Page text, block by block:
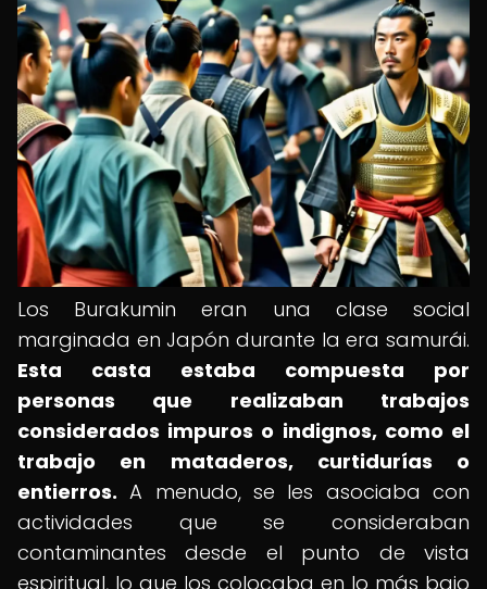
Los Burakumin eran una clase social
marginada en Japón durante la era samurái.
Esta casta estaba compuesta por
personas que realizaban trabajos
considerados impuros o indignos, como el
trabajo en mataderos, curtidurías o
entierros. A menudo, se les asociaba con
actividades que se consideraban
contaminantes desde el punto de vista
espiritual, lo que los colocaba en lo más bajo